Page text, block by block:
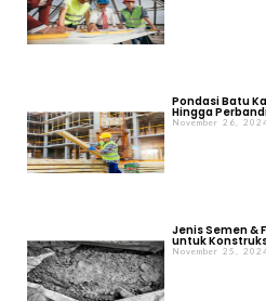
Pondasi Batu
Hingga
November 26,
Jenis Semen &
untuk
November 25,